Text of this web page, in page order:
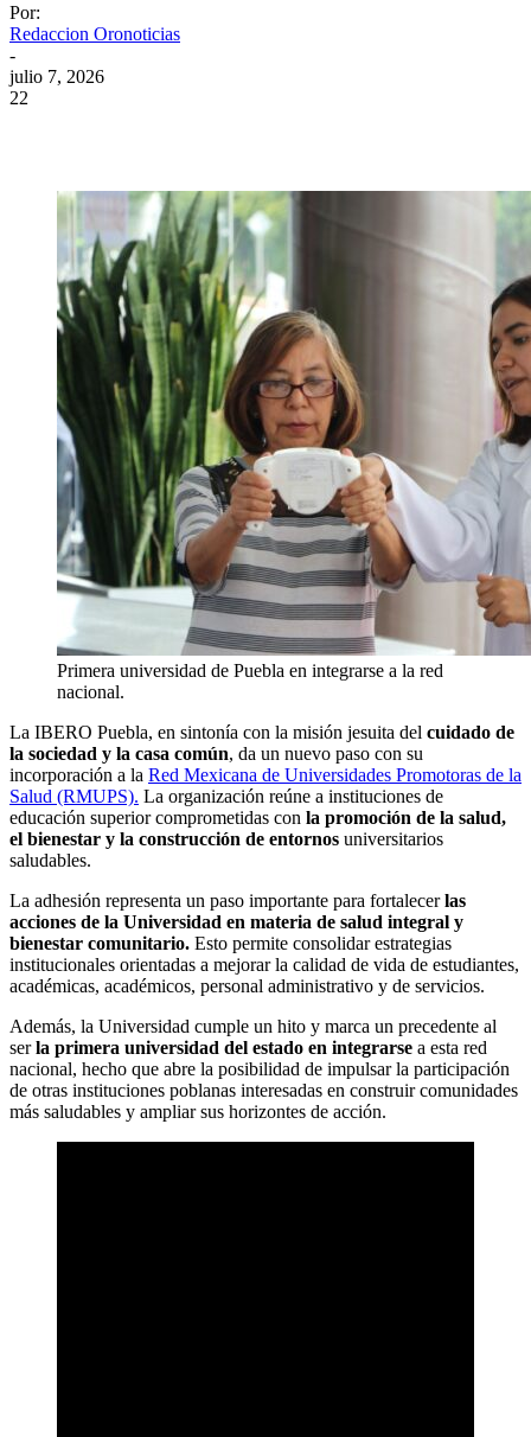
Por:
Redaccion Oronoticias
-
julio 7, 2026
22
Primera universidad de Puebla en integrarse a la red
nacional.
La IBERO Puebla, en sintonía con la misión jesuita del cuidado de
la sociedad y la casa común, da un nuevo paso con su
incorporación a la Red Mexicana de Universidades Promotoras de la
Salud (RMUPS). La organización reúne a instituciones de
educación superior comprometidas con la promoción de la salud,
el bienestar y la construcción de entornos universitarios
saludables.
La adhesión representa un paso importante para fortalecerlas
acciones de la Universidad en materia de salud integral y
bienestar comunitario. Esto permite consolidar estrategias
institucionales orientadas a mejorar la calidad de vida de estudiantes,
académicas, académicos, personal administrativo y de servicios.
Además, la Universidad cumple un hito y marca un precedente al
serla primera universidad del estado en integrarse a esta red
nacional, hecho que abre la posibilidad de impulsar la participación
de otras instituciones poblanas interesadas en construir comunidades
más saludables y ampliar sus horizontes de acción.